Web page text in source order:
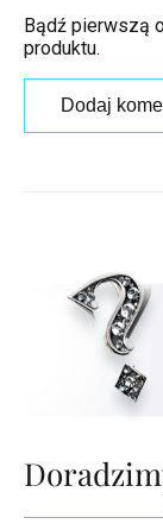
Bądź pierwszą
produktu.
Dodaj